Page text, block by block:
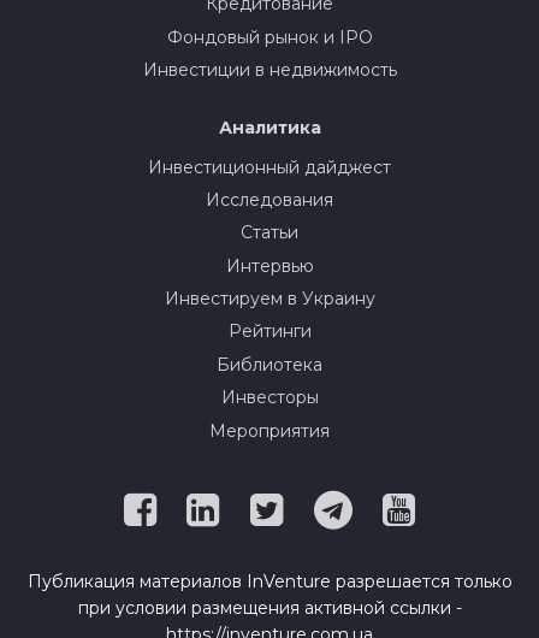
Фондовый рынок и IPO
Инвестиции в недвижимость
Аналитика
Инвестиционный дайджест
Исследования
Статьи
Интервью
Инвестируем в Украину
Рейтинги
Библиотека
Инвесторы
Мероприятия
Публикация материалов InVenture разрешается только
при условии размещения активной ссылки -